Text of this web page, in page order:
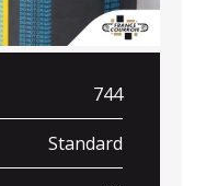
744
Standard